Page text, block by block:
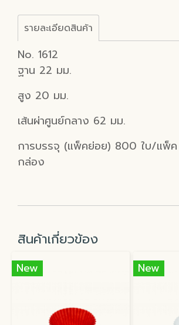
รายละเอียดสินค้า
No. 1612
ฐาน 22 มม.
สูง 20 มม.
เส้นผ่าศูนย์กลาง 62 มม.
การบรรจุ (แพ็คย่อย) 800 ใบ/แ
กล่อง
สินค้าเกี่ยวข้อง
New New